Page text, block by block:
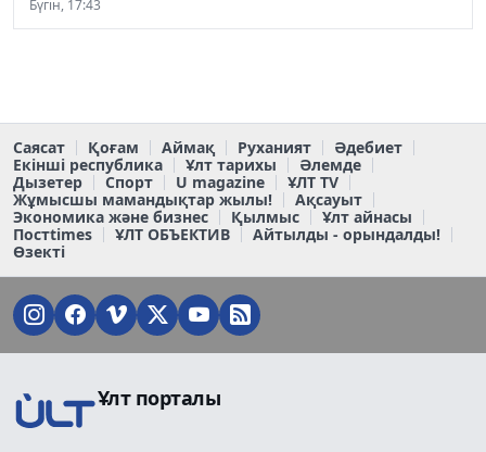
Бүгін, 17:43
Саясат Қоғам Аймақ Руханият
Әдебиет
Екінші республика
Ұлт тарихы
Әлемде
Дызетер
Спорт U magazine
ҰЛТ TV
Жұмысшы мамандықтар жылы!
Ақсауыт
Экономика және бизнес
Қылмыс
Ұлт айнасы
Постtimes
ҰЛТ ОБЪЕКТИВ
Айтылды - орындалды!
Өзекті
Ұлт порталы